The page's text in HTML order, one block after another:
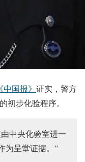
《中国报》 证实，警方
初步化验程序。
中央化验室进一
为呈堂证据。”